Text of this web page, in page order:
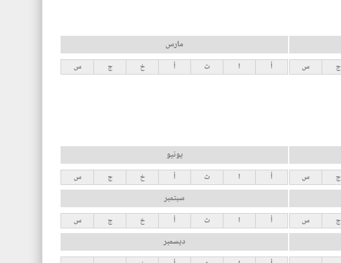
ج س
مارس
أ ا ث أ خ ج س
ج س
يونيو
أ ا ث أ خ ج س
ج س
سبتمبر
أ ا ث أ خ ج س
ديسمبر